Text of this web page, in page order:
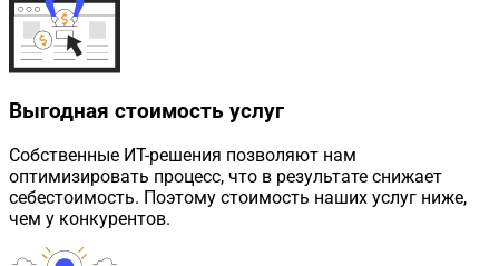
Выгодная стоимость услуг
Собственные ИТ-решения позволяют нам
оптимизировать процесс, что в результате снижает
себестоимость. Поэтому стоимость наших услуг ниже,
чем у конкурентов.